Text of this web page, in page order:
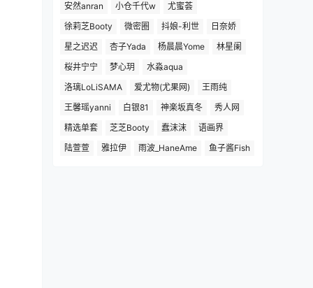
安然anran
小仓千代w
尤蜜荟
徐莉芝Booty
微密圈 抖娘-利世
日奈娇
星之迟迟
杏子Yada 杨晨晨Yome
林星阑
桜井宁宁
梦心玥
水淼aqua
洛璃LoLiSAMA
爱尤物(尤果网)
王雨纯
王馨瑶yanni
白银81 神楽坂真冬
秀人网
精选单套
芝芝Booty 蠢沫沫
语画界
陆萱萱
雅拉伊 雨波_HaneAme 鱼子酱Fish